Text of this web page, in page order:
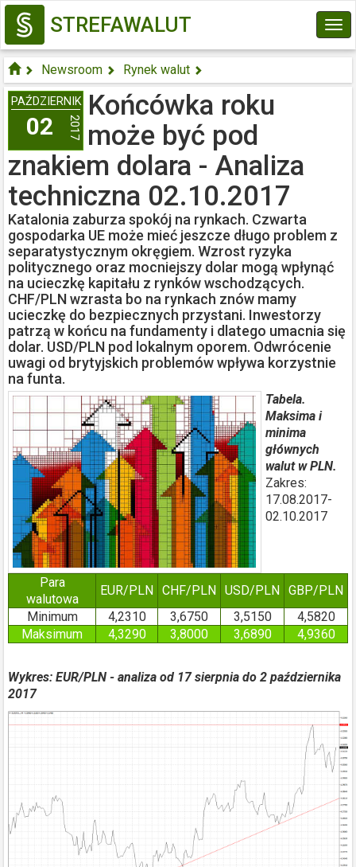
STREFAWALUT
Newsroom
Rynek walut
Końcówka roku może być pod zna...
PAŹDZIERNIK
02 2017
Końcówka roku
może być pod
znakiem dolara - Analiza
techniczna 02.10.2017
Katalonia zaburza spokój na rynkach. Czwarta
gospodarka UE może mieć jeszcze długo problem z
separatystycznym okręgiem. Wzrost ryzyka
politycznego oraz mocniejszy dolar mogą wpłynąć
na ucieczkę kapitału z rynków wschodzących.
CHF/PLN wzrasta bo na rynkach znów mamy
ucieczkę do bezpiecznych przystani. Inwestorzy
patrzą w końcu na fundamenty i dlatego umacnia się
dolar. USD/PLN pod lokalnym oporem. Odwrócenie
uwagi od brytyjskich problemów wpływa korzystnie
na funta.
Tabela.
Maksima i
minima
głównych
walut w PLN.
Zakres:
17.08.2017-
02.10.2017
Para
walutowa
EUR/PLN CHF/PLN USD/PLN GBP/PLN
Minimum
4,2310 3,6750 3,5150
4,5820
Maksimum
4,3290 3,8000 3,6890 4,9360
Wykres: EUR/PLN - analiza od 17 sierpnia do 2 października
2017